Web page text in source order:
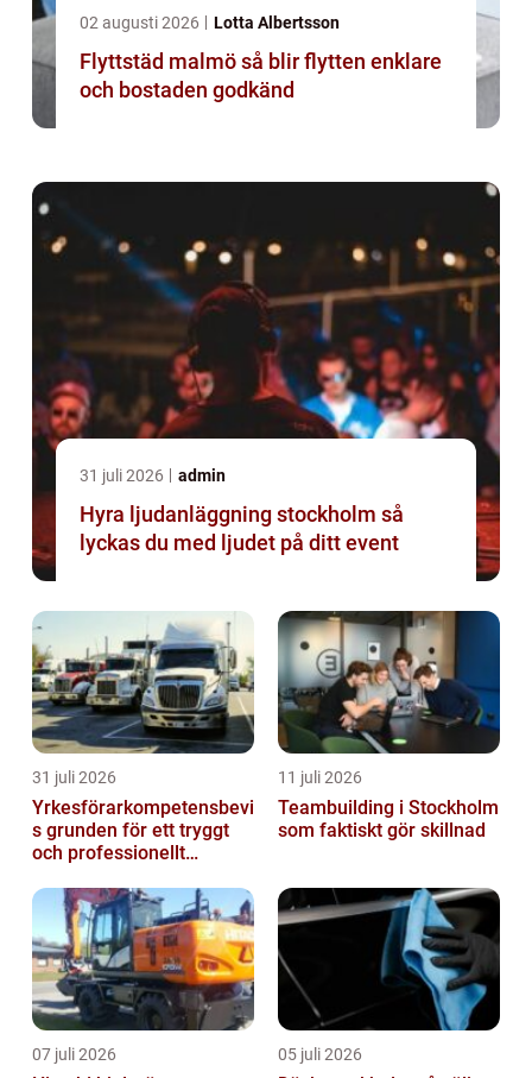
02 augusti 2026 Lotta Albertsson
Flyttstäd malmö så blir flytten enklare
och bostaden godkänd
31 juli 2026 admin
Hyra ljudanläggning stockholm så
lyckas du med ljudet på ditt event
31 juli 2026
Yrkesförarkompetensbevi
s grunden för ett tryggt
och professionellt
11 juli 2026
Teambuilding i Stockholm
som faktiskt gör skillnad
07 juli 2026 05 juli 2026